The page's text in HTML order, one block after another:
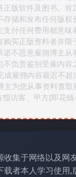
版软件及图书。肯
储和发布任何版权
付任何费用都意味
买正版资料者并限
不恶意雇佣博主从
负责鉴别受雇内容
雇佣内容最迟不
主为您从事资料查
指访客、甲方[即花
收集于网络以及网
者本人学习使用,